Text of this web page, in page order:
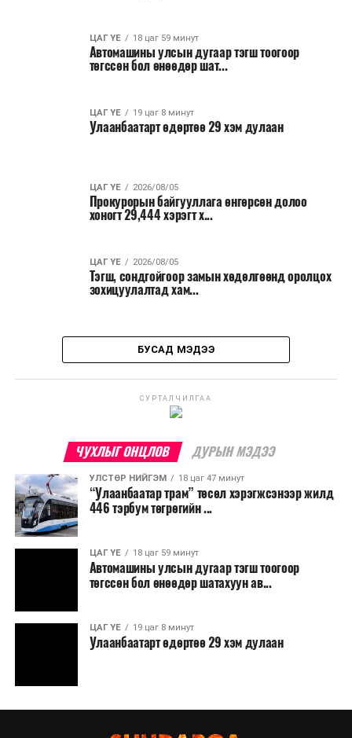
ЦАГ ҮЕ 18 цаг 59 минут
Автомашины улсын дугаар тэгш тоогоор
төгссөн бол өнөөдөр шат...
ЦАГ ҮЕ 19 цаг 8 минут
Улаанбаатарт өдөртөө 29 хэм дулаан
ЦАГ ҮЕ 2026/08/05
Прокурорын байгууллага өнгөрсөн долоо
хоногт 29,444 хэрэгт х...
ЦАГ ҮЕ 2026/08/05
Тэгш, сондгойгоор замын хөдөлгөөнд оролцох
зохицуулалтад хам...
БУСАД МЭДЭЭ
СУРТАЛЧИЛГАА
ЧУХЛЫГ ОНЦЛОВ ДУРЫН МЭДЭЭ
УЛСТӨР НИЙГЭМ 18 цаг 47 минут
“Улаанбаатар трам” төсөл хэрэгжсэнээр жилд
446 тэрбум төгрөгийн ...
ЦАГ ҮЕ 18 цаг 59 минут
Автомашины улсын дугаар тэгш тоогоор
төгссөн бол өнөөдөр шатахуун ав...
ЦАГ ҮЕ 19 цаг 8 минут
Улаанбаатарт өдөртөө 29 хэм дулаан